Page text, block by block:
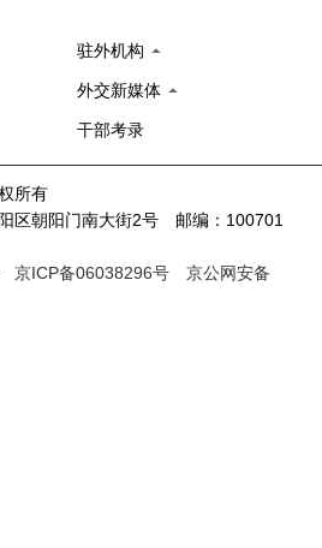
驻外机构
外交新媒体
干部考录
所有
区朝阳门南大街2号 邮编：100701
京ICP备06038296号
京公网安备